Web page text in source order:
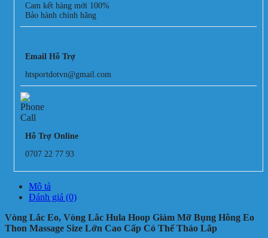
Cam kết hàng mới 100%
Bảo hành chính hãng
Email Hỗ Trợ
htsportdotvn@gmail.com
Hỗ Trợ Online
0707 22 77 93
Mô tả
Đánh giá (0)
Vòng Lắc Eo, Vòng Lắc Hula Hoop Giảm Mỡ Bụng Hông Eo
Thon Massage Size Lớn Cao Cấp Có Thể Tháo Lắp